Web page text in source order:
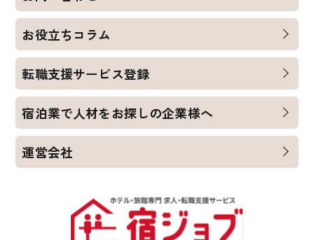
お役立ちコラム
転職支援サービス登録
宿泊業で人材をお探しの企業様へ
運営会社